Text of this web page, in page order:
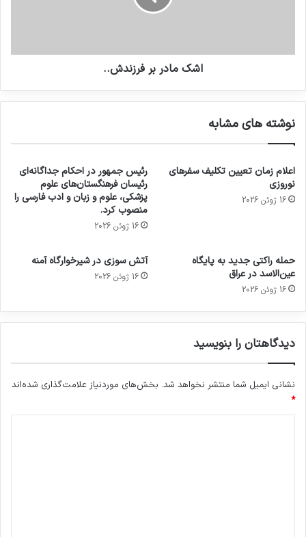
اشک مادر بر فرزندش..
نوشته های مشابه
اعلام زمان تعیین تکلیف سفرهای
نوروزی
16 ژوئن 2026
رئیس جمهور در احکام جداگانه‌ای
رئیسان فرهنگستان‌های علوم
پزشکی، علوم و زبان و ادب فارسی را
منصوب کرد.
16 ژوئن 2026
حمله راکتی جدید به پایگاه
عین‌الاسد در عراق
16 ژوئن 2026
آتش سوزی در شیرخوارگاه آمنه
16 ژوئن 2026
دیدگاهتان را بنویسید
نشانی ایمیل شما منتشر نخواهد شد. بخش‌های موردنیاز علامت‌گذاری شده‌اند
*